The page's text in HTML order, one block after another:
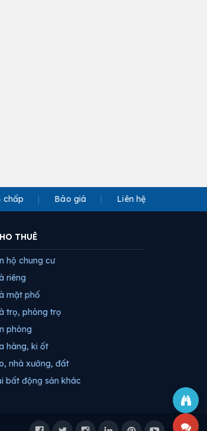
chấp Báo giá Liên hệ
THUÊ
hộ chung cư
riêng
mặt phố
trọ, phòng trọ
phòng
hàng, ki ốt
nhà xưởng, đất
bất động sản khác